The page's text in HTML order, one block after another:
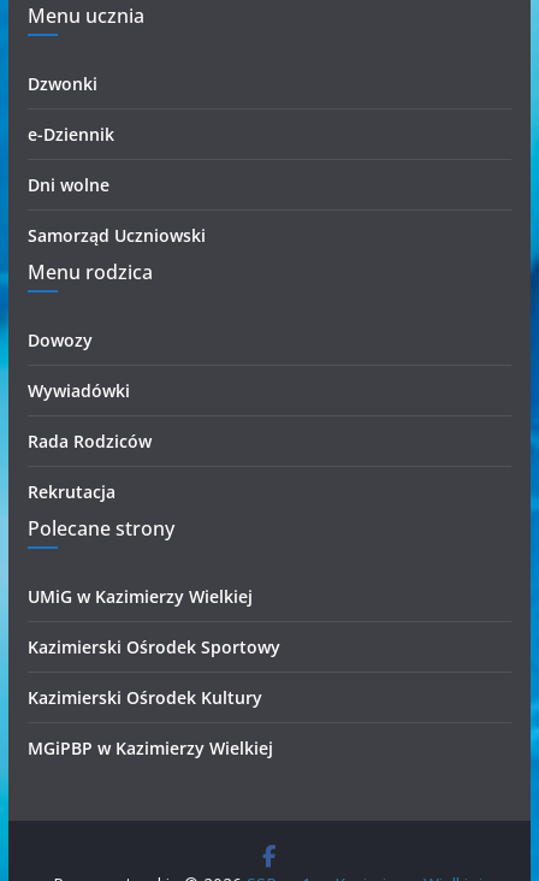
i
i
Menu ucznia
Dzwonki
e-Dziennik
Dni wolne
Samorząd Uczniowski
Menu rodzica
Dowozy
Wywiadówki
Rada Rodziców
Rekrutacja
Polecane strony
UMiG w Kazimierzy Wielkiej
Kazimierski Ośrodek Sportowy
Kazimierski Ośrodek Kultury
MGiPBP w Kazimierzy Wielkiej